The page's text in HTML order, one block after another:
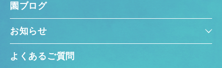
園ブログ
お知らせ
よくあるご質問